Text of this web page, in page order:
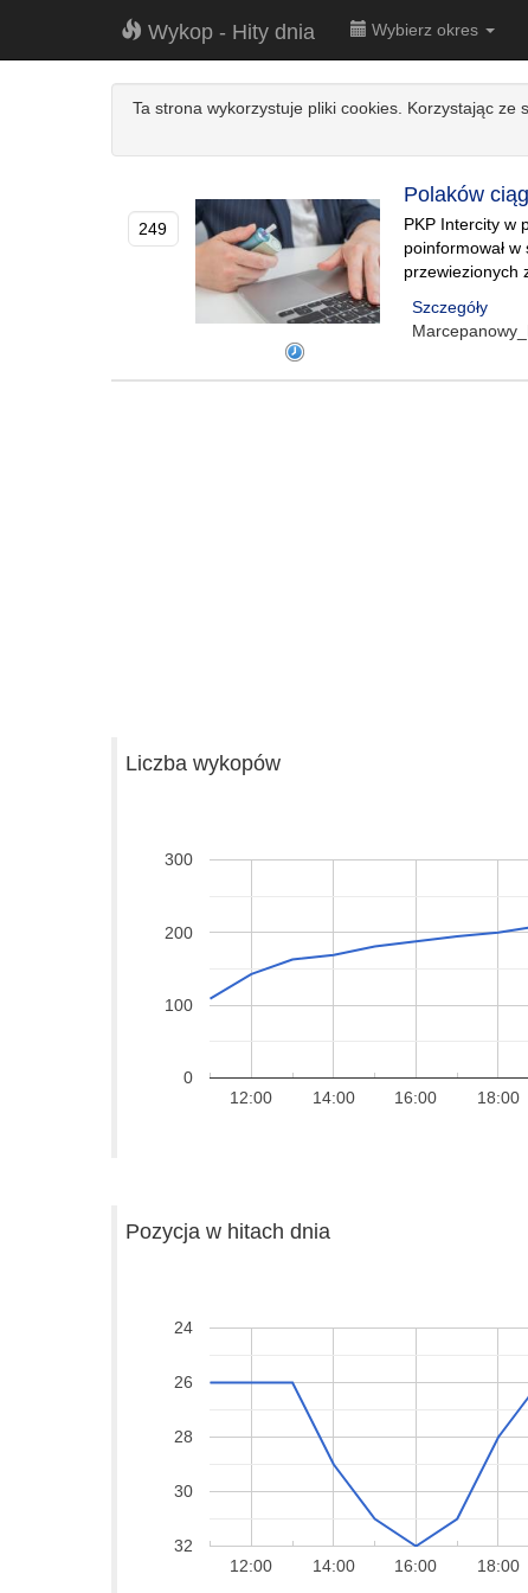
Wykop - Hity dnia Wybierz okres
Ta strona wykorzystuje pliki cookies. Korzystając ze
249
Polaków
PKP Intercity w
poinformował
przewiezionych
Szczegóły
Liczba wykopów
12:00 14:00 16:00 18:00
0
100
200
300
Pozycja w hitach dnia
12:00 14:00 16:00 18:00
24
26
28
30
32